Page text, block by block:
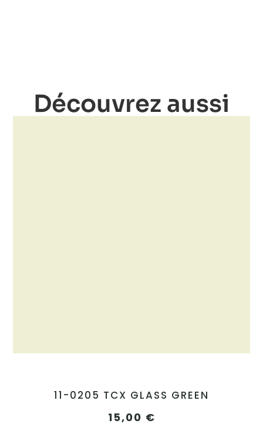
Découvrez aussi
11-0205 TCX GLASS GREEN
15,00 €